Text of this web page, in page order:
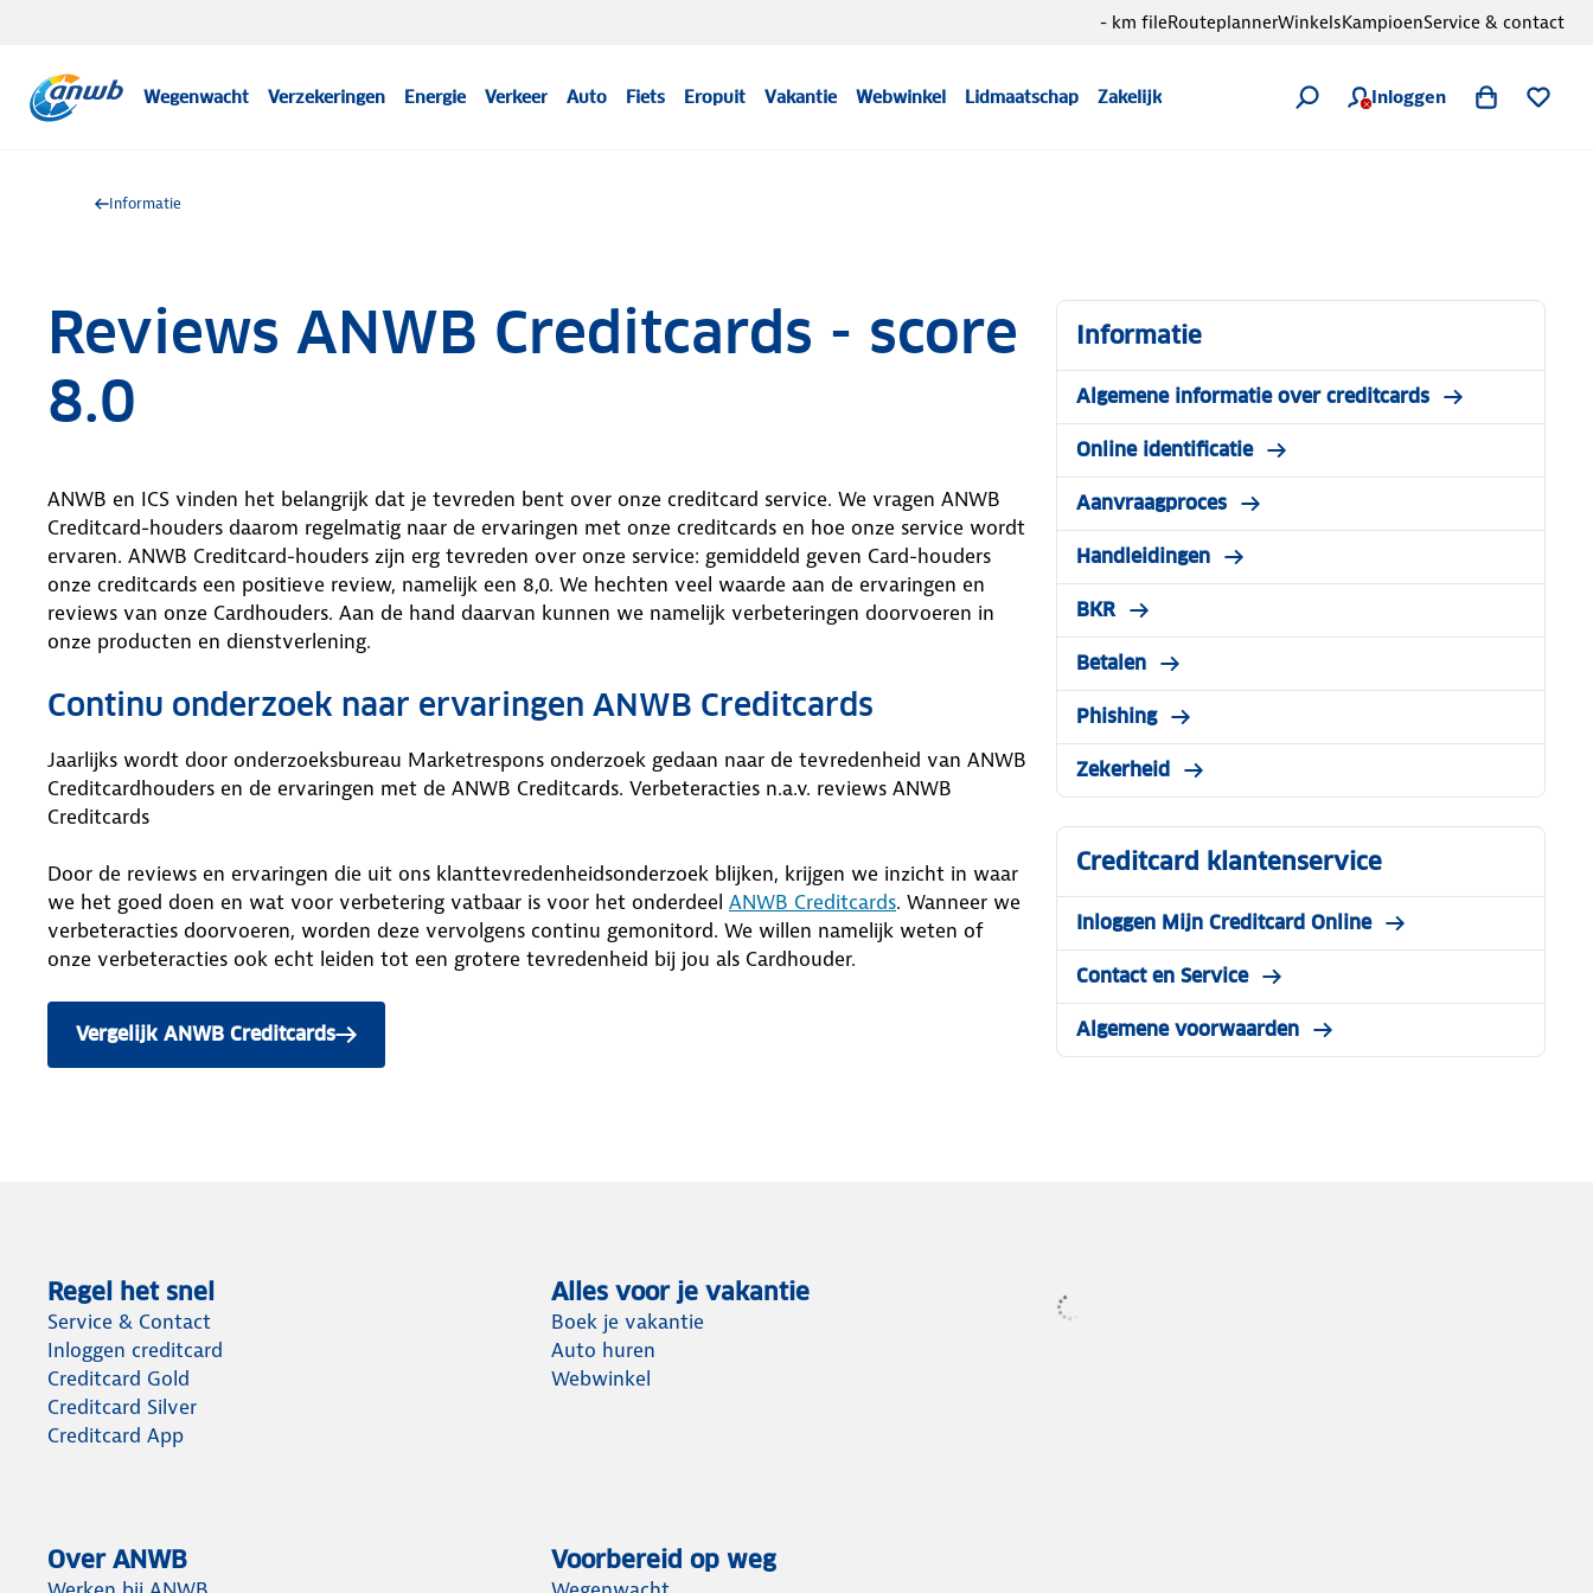
Wegenwacht Verzekeringen Energie Verkeer Auto Fiets Eropuit Vakantie Webwinkel Lidmaatschap Zakelijk Inloggen
- km fileRouteplannerWinkelsKampioenService & contact
Informatie
Reviews ANWB Creditcards - score
8.0
ANWB en ICS vinden het belangrijk dat je tevreden bent over onze creditcard service. We vragen ANWB
Creditcard-houders daarom regelmatig naar de ervaringen met onze creditcards en hoe onze service wordt
ervaren. ANWB Creditcard-houders zijn erg tevreden over onze service: gemiddeld geven Card-houders
onze creditcards een positieve review, namelijk een 8,0. We hechten veel waarde aan de ervaringen en
reviews van onze Cardhouders. Aan de hand daarvan kunnen we namelijk verbeteringen doorvoeren in
onze producten en dienstverlening.
Continu onderzoek naar ervaringen ANWB Creditcards
Jaarlijks wordt door onderzoeksbureau Marketrespons onderzoek gedaan naar de tevredenheid van ANWB
Creditcardhouders en de ervaringen met de ANWB Creditcards. Verbeteracties n.a.v. reviews ANWB
Creditcards
Door de reviews en ervaringen die uit ons klanttevredenheidsonderzoek blijken, krijgen we inzicht in waar
we het goed doen en wat voor verbetering vatbaar is voor het onderdeel ANWB Creditcards. Wanneer we
verbeteracties doorvoeren, worden deze vervolgens continu gemonitord. We willen namelijk weten of
onze verbeteracties ook echt leiden tot een grotere tevredenheid bij jou als Cardhouder.
Vergelijk ANWB Creditcards
Informatie
Algemene informatie over creditcards
Online identificatie
Aanvraagproces
Handleidingen
BKR
Betalen
Phishing
Zekerheid
Creditcard klantenservice
Inloggen Mijn Creditcard Online
Contact en Service
Algemene voorwaarden
Regel het snel
Service & Contact
Inloggen creditcard
Creditcard Gold
Creditcard Silver
Creditcard App
Alles voor je vakantie
Boek je vakantie
Auto huren
Webwinkel
Over ANWB Voorbereid op weg